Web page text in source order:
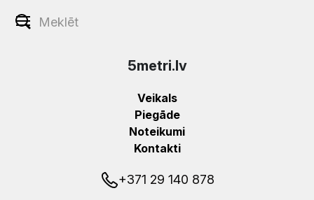
5metri.lv
Veikals
Piegāde
Noteikumi
Kontakti
+371 29 140 878